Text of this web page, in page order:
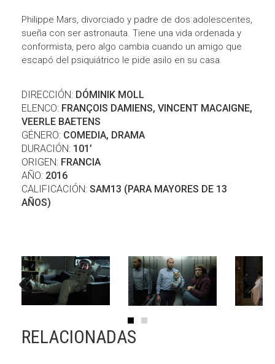
Philippe Mars, divorciado y padre de dos adolescentes,
sueña con ser astronauta. Tiene una vida ordenada y
conformista, pero algo cambia cuando un amigo que
escapó del psiquiátrico le pide asilo en su casa.
DIRECCIÓN: DÓMINIK MOLL
ELENCO: FRANÇOIS DAMIENS, VINCENT MACAIGNE,
VEERLE BAETENS
GÉNERO: COMEDIA, DRAMA
DURACIÓN: 101’
ORIGEN: FRANCIA
AÑO: 2016
CALIFICACIÓN: SAM13 (PARA MAYORES DE 13
AÑOS)
RELACIONADAS